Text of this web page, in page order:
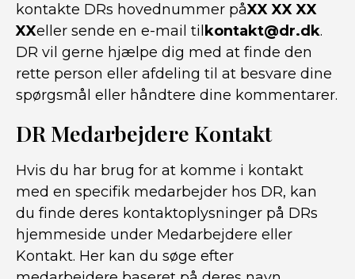
kontakte DRs hovednummer påXX XX XX
XXeller sende en e-mail til kontakt@dr.dk.
DR vil gerne hjælpe dig med at finde den
rette person eller afdeling til at besvare dine
spørgsmål eller håndtere dine kommentarer.
DR Medarbejdere Kontakt
Hvis du har brug for at komme i kontakt
med en specifik medarbejder hos DR, kan
du finde deres kontaktoplysninger på DRs
hjemmeside under Medarbejdere eller
Kontakt. Her kan du søge efter